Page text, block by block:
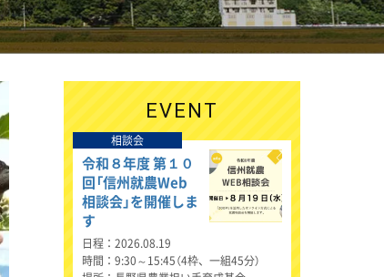
EVENT
相談会
令和８年度 第１０
回「信州就農Web
相談会」を開催しま
す
日程
2026.08.19
時間
9:30～15:45（4枠、一組45分）